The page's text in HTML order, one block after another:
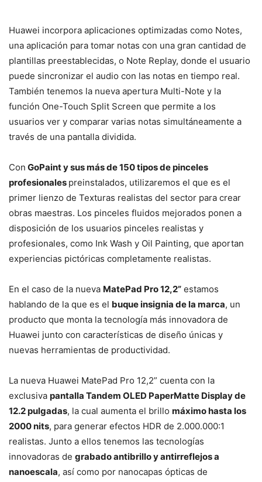
Huawei incorpora aplicaciones optimizadas como Notes,
una aplicación para tomar notas con una gran cantidad de
plantillas preestablecidas, o Note Replay, donde el usuario
puede sincronizar el audio con las notas en tiempo real.
También tenemos la nueva apertura Multi-Note y la
función One-Touch Split Screen que permite a los
usuarios ver y comparar varias notas simultáneamente a
través de una pantalla dividida.
Con GoPaint y sus más de 150 tipos de pinceles
profesionales preinstalados, utilizaremos el que es el
primer lienzo de Texturas realistas del sector para crear
obras maestras. Los pinceles fluidos mejorados ponen a
disposición de los usuarios pinceles realistas y
profesionales, como Ink Wash y Oil Painting, que aportan
experiencias pictóricas completamente realistas.
En el caso de la nueva MatePad Pro 12,2” estamos
hablando de la que es el buque insignia de la marca, un
producto que monta la tecnología más innovadora de
Huawei junto con características de diseño únicas y
nuevas herramientas de productividad.
La nueva Huawei MatePad Pro 12,2” cuenta con la
exclusiva pantalla Tandem OLED PaperMatte Display de
12.2 pulgadas, la cual aumenta el brillo máximo hasta los
2000 nits, para generar efectos HDR de 2.000.000:1
realistas. Junto a ellos tenemos las tecnologías
innovadoras de grabado antibrillo y antirreflejos a
nanoescala, así como por nanocapas ópticas de